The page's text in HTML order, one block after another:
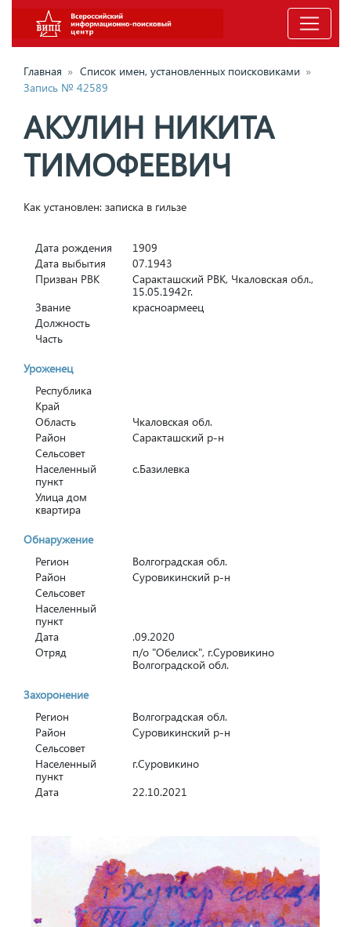
Главная » Список имен, установленных поисковиками »
Запись № 42589
АКУЛИН НИКИТА
ТИМОФЕЕВИЧ
Как установлен: записка в гильзе
Дата рождения
1909
Дата выбытия
07.1943
Призван РВК
Саракташский РВК, Чкаловская обл.,
15.05.1942г.
Звание
красноармеец
Должность
Часть
Уроженец
Республика
Край
Область
Чкаловская обл.
Район
Саракташский р-н
Сельсовет
Населенный
пункт
с.Базилевка
Улица дом
квартира
Обнаружение
Регион
Волгоградская обл.
Район
Суровикинский р-н
Сельсовет
Населенный
пункт
Дата
.09.2020
Отряд
п/о "Обелиск", г.Суровикино
Волгоградской обл.
Захоронение
Регион
Волгоградская обл.
Район
Суровикинский р-н
Сельсовет
Населенный
пункт
г.Суровикино
Дата
22.10.2021